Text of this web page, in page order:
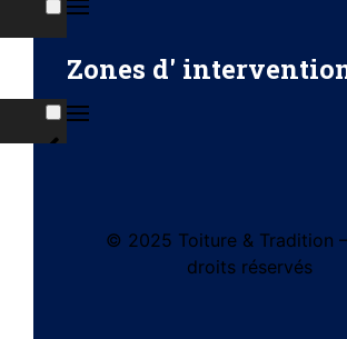
Zones d'
© 2025 Toiture & Tradition
droits réservés